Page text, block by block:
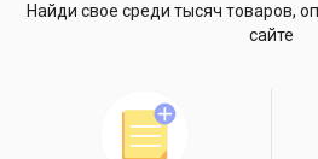
Найди свое среди тысяч товаров,
сайте